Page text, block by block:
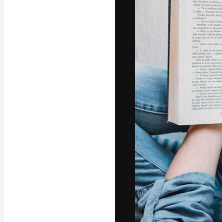
La
migliori lavori.
creativi,
Italiano
Copyright ©